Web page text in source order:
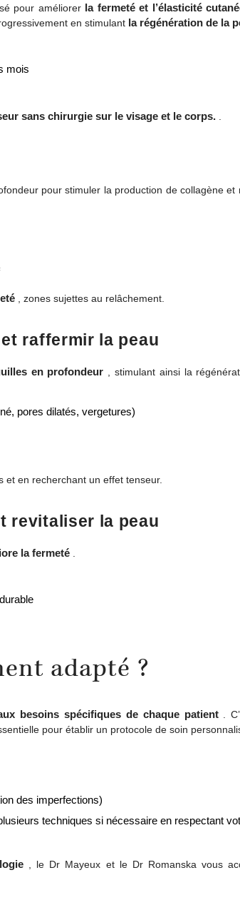
pour améliorer la fermeté et l’élasticité
en stimulant la régénération de la
mois
sans chirurgie sur le visage et le corps..
pour stimuler la production de collagène et
, zones sujettes au relâchement.
raffermir la peau
en profondeur , stimulant ainsi la
pores dilatés, vergetures)
et en recherchant un effet tenseur.
revitaliser la peau
la fermeté.
adapté ?
besoins spécifiques de chaque patient.
pour établir un protocole de soin
des imperfections)
techniques si nécessaire en respectant
, le Dr Mayeux et le Dr Romanska vous